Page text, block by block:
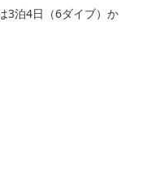
3泊4日（6ダイブ）か